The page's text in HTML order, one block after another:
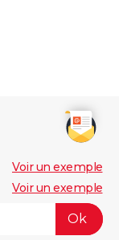
Voir un exemple
Voir un exemple